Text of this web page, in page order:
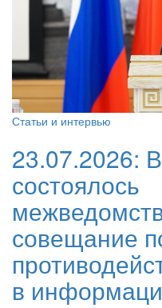
Статьи и интервью
23.07.2026:
состоялось
совещание
в